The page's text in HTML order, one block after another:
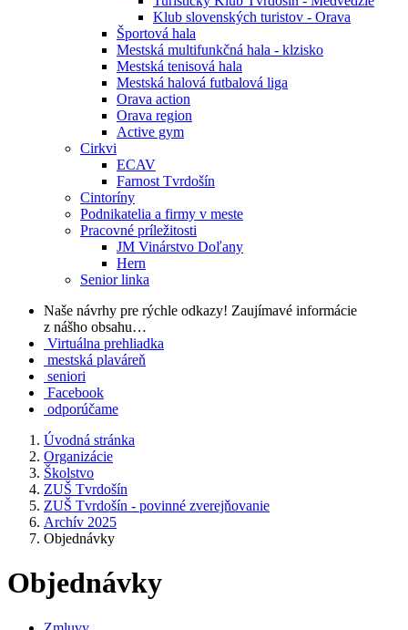
Klub slovenských turistov - Orava
Športová hala
Mestská multifunkčná hala - klzisko
Mestská tenisová hala
Mestská halová futbalová liga
Orava action
Orava region
Active gym
Cirkvi
ECAV
Farnost Tvrdošín
Cintoríny
Podnikatelia a firmy v meste
Pracovné príležitosti
JM Vinárstvo Doľany
Hern
Senior linka
Naše návrhy pre rýchle odkazy! Zaujímavé informácie
z nášho obsahu…
Virtuálna prehliadka
mestská plaváreň
seniori
Facebook
odporúčame
Úvodná stránka
Organizácie
Školstvo
ZUŠ Tvrdošín
ZUŠ Tvrdošín - povinné zverejňovanie
Archív 2025
Objednávky
Objednávky